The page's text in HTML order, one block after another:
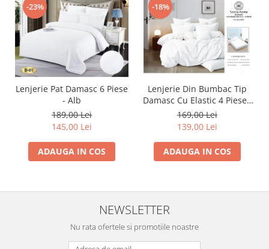
-23%
Lenjerie Pat Damasc 6 Piese
- Alb
189,00 Lei
145,00 Lei
ADAUGA IN COS
-18%
Lenjerie Din Bumbac Tip
Damasc Cu Elastic 4 Piese -
Alb
169,00 Lei
139,00 Lei
ADAUGA IN COS
NEWSLETTER
Nu rata ofertele si promotiile noastre